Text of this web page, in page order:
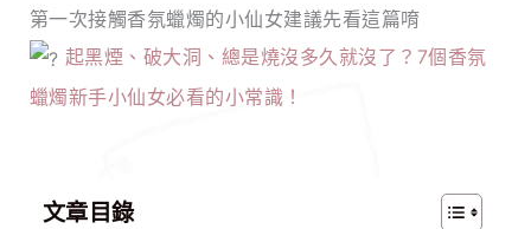
第一次接觸香氛蠟燭的小仙女建議先看這篇唷
起黑煙、破大洞、總是燒沒多久就沒了？7個香氛
蠟燭新手小仙女必看的小常識！
文章目錄